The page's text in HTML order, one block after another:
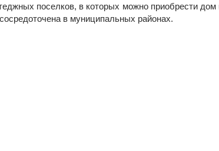
поселков, в которых можно приобрести дом
в муниципальных районах.